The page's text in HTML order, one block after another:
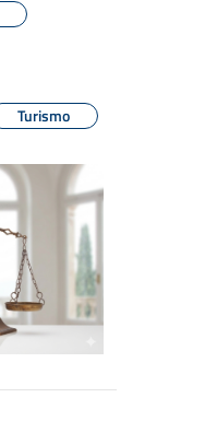
Turismo